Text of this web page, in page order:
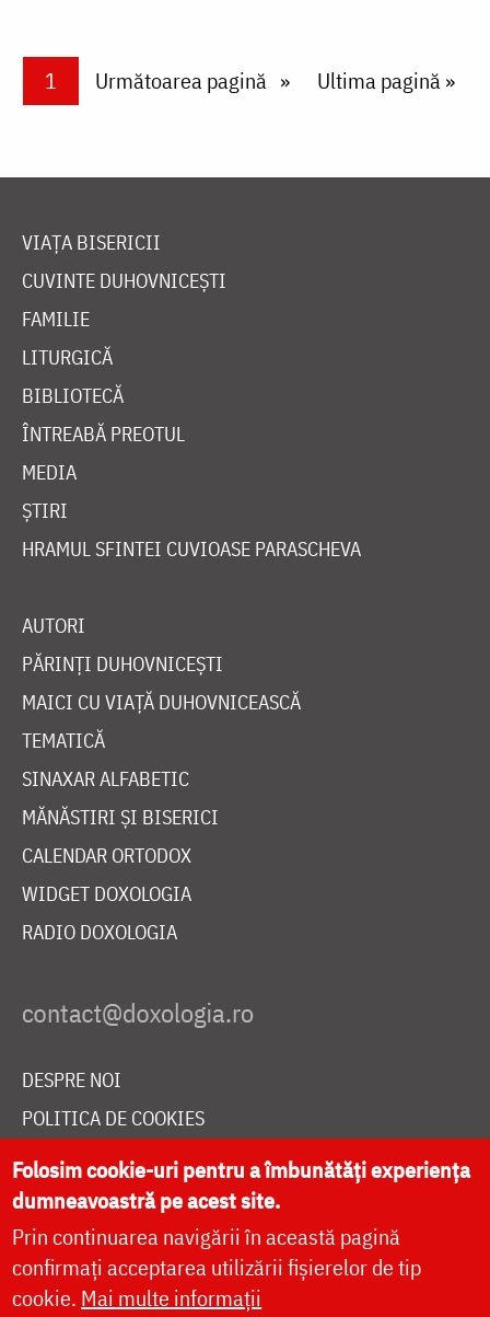
PaginareCurrent page
1 Next page
Următoarea pagină Last page
Ultima pagină »
VIAȚA BISERICII
CUVINTE DUHOVNICEȘTI
FAMILIE
LITURGICĂ
BIBLIOTECĂ
ÎNTREABĂ PREOTUL
MEDIA
ȘTIRI
HRAMUL SFINTEI CUVIOASE PARASCHEVA
AUTORI
PĂRINȚI DUHOVNICEȘTI
MAICI CU VIAȚĂ DUHOVNICEASCĂ
TEMATICĂ
SINAXAR ALFABETIC
MĂNĂSTIRI ȘI BISERICI
CALENDAR ORTODOX
WIDGET DOXOLOGIA
RADIO DOXOLOGIA
DESPRE NOI
POLITICA DE COOKIES
DONEAZĂ ONLINE PENTRU CATEDRALA NAȚIONALĂ
LIVE
Folosim cookie-uri pentru a îmbunătăți experiența
dumneavoastră pe acest site.
Prin continuarea navigării în această pagină
confirmați acceptarea utilizării fișierelor de tip
cookie. Mai multe informații